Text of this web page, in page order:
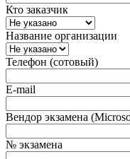
Кто заказчик
Название организации
Телефон (сотовый)
E-mail
Вендор экзамена
№ экзамена